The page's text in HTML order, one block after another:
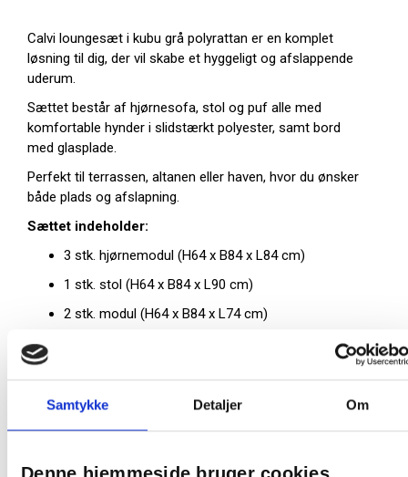
Samtykke Detaljer Om
Calvi loungesæt i kubu grå polyrattan er en komplet
løsning til dig, der vil skabe et hyggeligt og afslappende
uderum.
Sættet består af hjørnesofa, stol og puf alle med
komfortable hynder i slidstærkt polyester, samt bord
med glasplade.
Perfekt til terrassen, altanen eller haven, hvor du ønsker
både plads og afslapning.
Sættet indeholder:
3 stk. hjørnemodul (H64 x B84 x L84 cm)
1 stk. stol (H64 x B84 x L90 cm)
2 stk. modul (H64 x B84 x L74 cm)
1 stk. puf med 12 cm hynde (H31 x B74 x L74 cm)